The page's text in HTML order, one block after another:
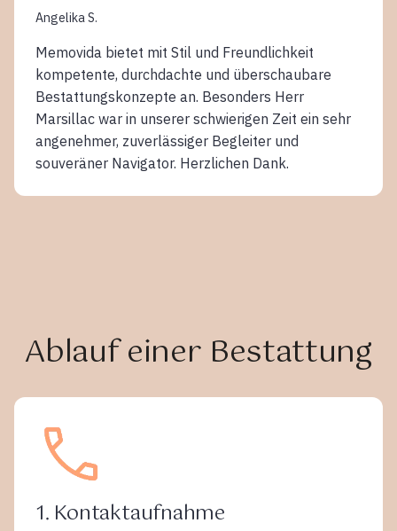
Angelika S.
Memovida bietet mit Stil und Freundlichkeit
kompetente, durchdachte und überschaubare
Bestattungskonzepte an. Besonders Herr
Marsillac war in unserer schwierigen Zeit ein sehr
angenehmer, zuverlässiger Begleiter und
souveräner Navigator. Herzlichen Dank.
Ablauf einer Bestattung
1. Kontaktaufnahme